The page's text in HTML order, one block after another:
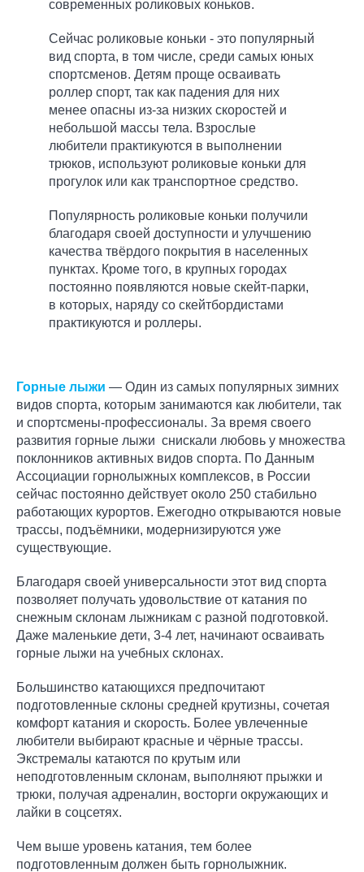
современных роликовых коньков.
Сейчас роликовые коньки - это популярный
вид спорта, в том числе, среди самых юных
спортсменов. Детям проще осваивать
роллер спорт, так как падения для них
менее опасны из-за низких скоростей и
небольшой массы тела. Взрослые
любители практикуются в выполнении
трюков, используют роликовые коньки для
прогулок или как транспортное средство.
Популярность роликовые коньки получили
благодаря своей доступности и улучшению
качества твёрдого покрытия в населенных
пунктах. Кроме того, в крупных городах
постоянно появляются новые скейт-парки,
в которых, наряду со скейтбордистами
практикуются и роллеры.
Горные лыжи — Один из самых популярных зимних
видов спорта, которым занимаются как любители, так
и спортсмены-профессионалы. За время своего
развития горные лыжи снискали любовь у множества
поклонников активных видов спорта. По Данным
Ассоциации горнолыжных комплексов, в России
сейчас постоянно действует около 250 стабильно
работающих курортов. Ежегодно открываются новые
трассы, подъёмники, модернизируются уже
существующие.
Благодаря своей универсальности этот вид спорта
позволяет получать удовольствие от катания по
снежным склонам лыжникам с разной подготовкой.
Даже маленькие дети, 3-4 лет, начинают осваивать
горные лыжи на учебных склонах.
Большинство катающихся предпочитают
подготовленные склоны средней крутизны, сочетая
комфорт катания и скорость. Более увлеченные
любители выбирают красные и чёрные трассы.
Экстремалы катаются по крутым или
неподготовленным склонам, выполняют прыжки и
трюки, получая адреналин, восторги окружающих и
лайки в соцсетях.
Чем выше уровень катания, тем более
подготовленным должен быть горнолыжник.